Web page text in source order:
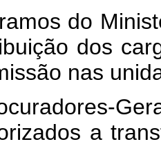
do
dos
nas
a